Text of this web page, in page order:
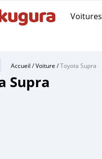
Voitures
Accueil /Voiture /Toyota Supra
Supra